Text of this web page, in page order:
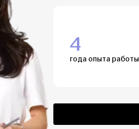
4
года опыта работы